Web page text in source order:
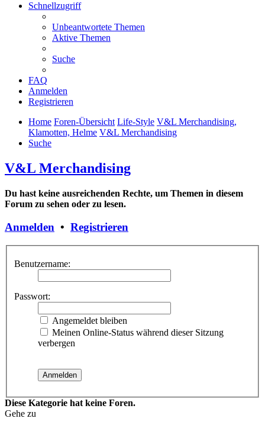
Schnellzugriff
Unbeantwortete Themen
Aktive Themen
Suche
FAQ
Anmelden
Registrieren
Home Foren-Übersicht Life-Style V&L Merchandising,
Klamotten, Helme V&L Merchandising
Suche
V&L Merchandising
Du hast keine ausreichenden Rechte, um Themen in diesem
Forum zu sehen oder zu lesen.
Anmelden • Registrieren
Benutzername:
Passwort:
Angemeldet bleiben
Meinen Online-Status während dieser Sitzung
verbergen
Diese Kategorie hat keine Foren.
Gehe zu